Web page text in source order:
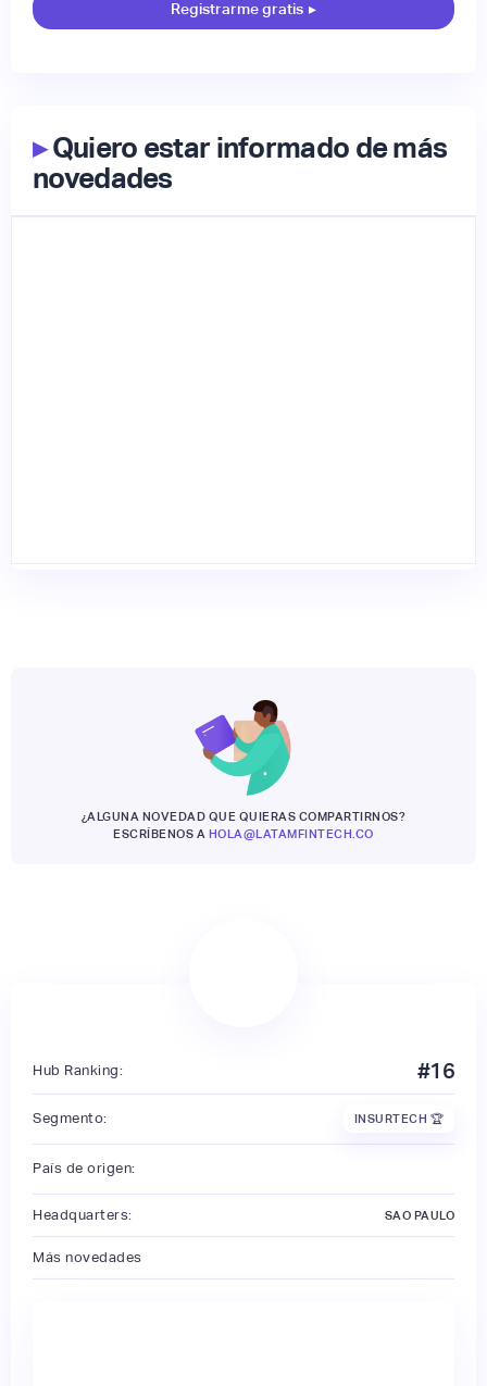
Registrarme gratis ▸
▸Quiero estar informado de más
novedades
¿ALGUNA NOVEDAD QUE QUIERAS COMPARTIRNOS?
ESCRÍBENOS A HOLA@LATAMFINTECH.CO
Hub Ranking: #16
Segmento: INSURTECH 🏆
País de origen:
Headquarters: SAO PAULO
Más novedades